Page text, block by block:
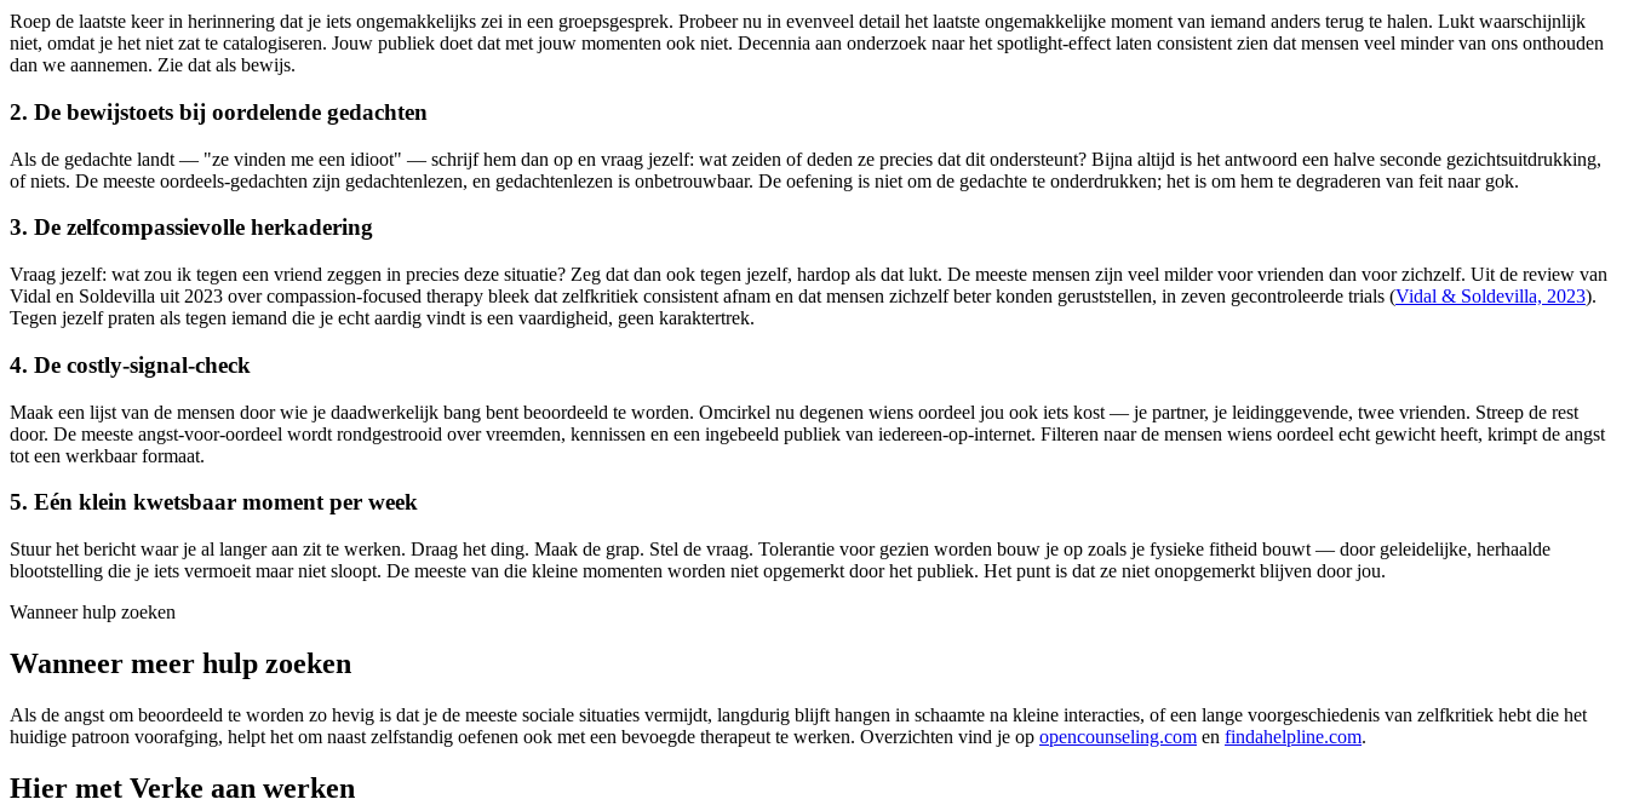
Roep de laatste keer in herinnering dat je iets ongemakkelijks zei in een groepsgesprek. Probeer nu in evenveel detail het laatste ongemakkelijke moment van iemand anders terug te halen. Lukt waarschijnlijk
niet, omdat je het niet zat te catalogiseren. Jouw publiek doet dat met jouw momenten ook niet. Decennia aan onderzoek naar het spotlight-effect laten consistent zien dat mensen veel minder van ons onthouden
dan we aannemen. Zie dat als bewijs.
2. De bewijstoets bij oordelende gedachten
Als de gedachte landt — "ze vinden me een idioot" — schrijf hem dan op en vraag jezelf: wat zeiden of deden ze precies dat dit ondersteunt? Bijna altijd is het antwoord een halve seconde gezichtsuitdrukking,
of niets. De meeste oordeels-gedachten zijn gedachtenlezen, en gedachtenlezen is onbetrouwbaar. De oefening is niet om de gedachte te onderdrukken; het is om hem te degraderen van feit naar gok.
3. De zelfcompassievolle herkadering
Vraag jezelf: wat zou ik tegen een vriend zeggen in precies deze situatie? Zeg dat dan ook tegen jezelf, hardop als dat lukt. De meeste mensen zijn veel milder voor vrienden dan voor zichzelf. Uit de review van
Vidal en Soldevilla uit 2023 over compassion-focused therapy bleek dat zelfkritiek consistent afnam en dat mensen zichzelf beter konden geruststellen, in zeven gecontroleerde trials (Vidal & Soldevilla, 2023).
Tegen jezelf praten als tegen iemand die je echt aardig vindt is een vaardigheid, geen karaktertrek.
4. De costly-signal-check
Maak een lijst van de mensen door wie je daadwerkelijk bang bent beoordeeld te worden. Omcirkel nu degenen wiens oordeel jou ook iets kost — je partner, je leidinggevende, twee vrienden. Streep de rest
door. De meeste angst-voor-oordeel wordt rondgestrooid over vreemden, kennissen en een ingebeeld publiek van iedereen-op-internet. Filteren naar de mensen wiens oordeel echt gewicht heeft, krimpt de angst
tot een werkbaar formaat.
5. Eén klein kwetsbaar moment per week
Stuur het bericht waar je al langer aan zit te werken. Draag het ding. Maak de grap. Stel de vraag. Tolerantie voor gezien worden bouw je op zoals je fysieke fitheid bouwt — door geleidelijke, herhaalde
blootstelling die je iets vermoeit maar niet sloopt. De meeste van die kleine momenten worden niet opgemerkt door het publiek. Het punt is dat ze niet onopgemerkt blijven door jou.
Wanneer hulp zoeken
Wanneer meer hulp zoeken
Als de angst om beoordeeld te worden zo hevig is dat je de meeste sociale situaties vermijdt, langdurig blijft hangen in schaamte na kleine interacties, of een lange voorgeschiedenis van zelfkritiek hebt die het
huidige patroon voorafging, helpt het om naast zelfstandig oefenen ook met een bevoegde therapeut te werken. Overzichten vind je op opencounseling.com en findahelpline.com.
Hier met Verke aan werken